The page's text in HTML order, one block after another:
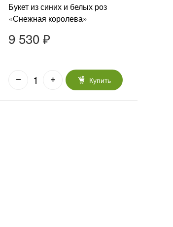
Букет из синих и белых роз
«Снежная королева»
9 530 ₽
Купить